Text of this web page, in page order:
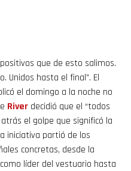
que de esto salimos.
Unidos hasta el final”. El
el domingo a la noche no
River decidió que el “todos
el golpe que significó la
iniciativa partió de los
concretas, desde la
como líder del vestuario hasta